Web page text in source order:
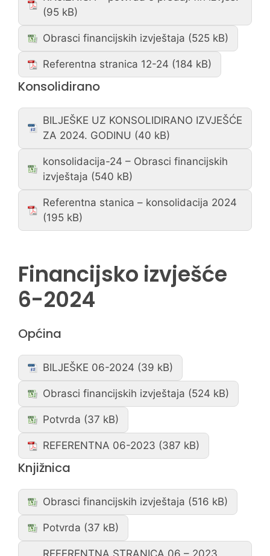
Obrasci financijskih izvještaja
Referentna stranica 12-24
Konsolidirano
BILJEŠKE UZ KONSOLIDIRANO IZVJEŠĆE
ZA 2024. GODINU
konsolidacija-24 – Obrasci financijskih
izvještaja
Referentna stanica – konsolidacija 2024
Financijsko izvješće
6-2024
Općina
BILJEŠKE 06-2024
Obrasci financijskih izvještaja
Potvrda
REFERENTNA 06-2023
Knjižnica
Obrasci financijskih izvještaja
Potvrda
REFERENTNA STRANICA 06 – 2023